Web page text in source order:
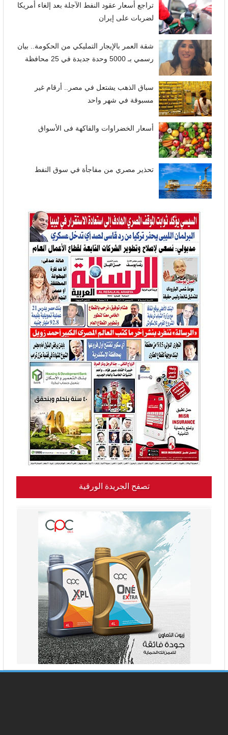
تراجع أسعار عقود النفط الآجلة بعد إلغاء أمريكا
لضربات على إيران
شقة العمر بالإيجار التمليكي من الحكومة.. بيان
رسمي بـ 5000 وحدة جديدة في 25 محافظة
سباق الذهب يشتعل في مصر.. أرقام غير
مسبوقة في شهر واحد
أسعار الخضراوات والفاكهة فى الأسواق
تحذير مصري من مفاجأة في سوق النفط
تصفح الجريدة الورقية